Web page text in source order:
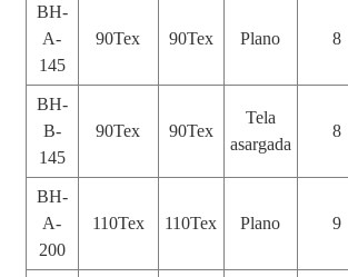
BH-
A-
145
90Tex 90Tex Plano 8
BH-
B-
145
90Tex 90Tex
Tela
asargada
8
BH-
A-
200
110Tex 110Tex Plano 9